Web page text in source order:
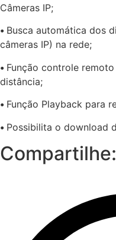
Câmeras IP;
• Busca automática dos
câmeras IP) na rede;
• Função controle
distância;
• Função Playback para
• Possibilita o download
Compartilhe: